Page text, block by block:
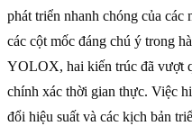
phát triển nhanh chóng của
các cột mốc đáng chú ý trong
YOLOX, hai kiến trúc đã vượt
chính xác thời gian thực. Việc
đổi hiệu suất và các kịch bản